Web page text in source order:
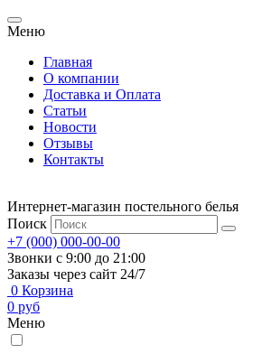
Меню
Главная
О компании
Доставка и Оплата
Статьи
Новости
Отзывы
Контакты
Интернет-магазин постельного белья
Поиск
+7 (000) 000-00-00
Звонки с 9:00 до 21:00
Заказы через сайт 24/7
0 Корзина
0 руб
Меню